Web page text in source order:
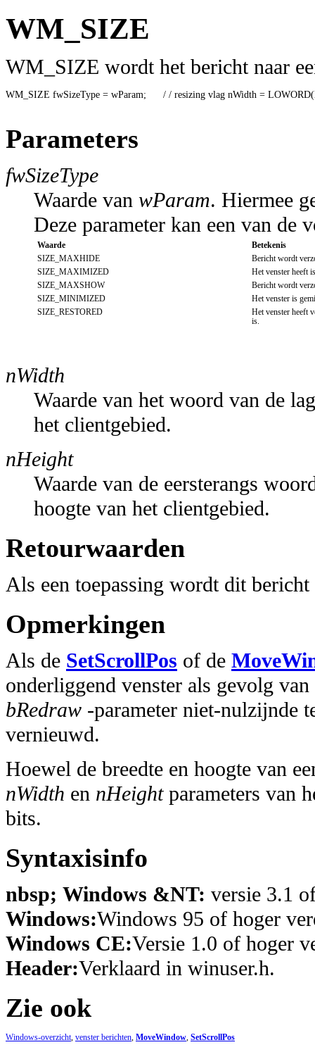
WM_SIZE
WM_SIZE wordt het bericht naar
WM_SIZE fwSizeType = wParam;      / / resizing vlag nWidth =
Parameters
fwSizeType
Waarde van wParam. Hiermee
Deze parameter kan een van de
Waarde
Betekenis
SIZE_MAXHIDE
Bericht wordt
SIZE_MAXIMIZED
Het venster heeft
SIZE_MAXSHOW
Bericht wordt
SIZE_MINIMIZED
Het venster is
SIZE_RESTORED
Het venster heeft
is.
nWidth
Waarde van het woord van de
het clientgebied.
nHeight
Waarde van de eersterangs
hoogte van het clientgebied.
Retourwaarden
Als een toepassing wordt dit
Opmerkingen
Als de SetScrollPos of de
onderliggend venster als gevolg
bRedraw -parameter niet-nulzijnde
vernieuwd.
Hoewel de breedte en hoogte van
nWidth en nHeightparameters van
bits.
Syntaxisinfo
nbsp; Windows &NT: versie 3.1
Windows:Windows 95 of hoger
Windows CE:Versie 1.0 of hoger
Header:Verklaard in winuser.h.
Zie ook
Windows-overzicht, venster berichten, MoveWindow, SetScrollPos